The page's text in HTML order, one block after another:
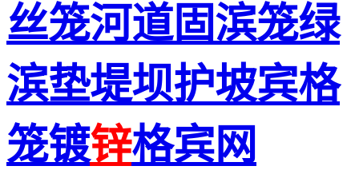
丝笼河道固滨笼绿
滨垫堤坝护坡宾格
笼镀锌格宾网